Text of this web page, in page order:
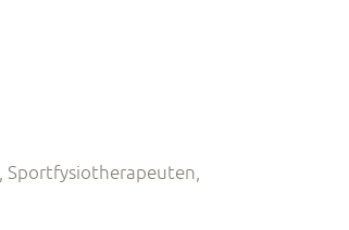
Sportfysiotherapeuten,